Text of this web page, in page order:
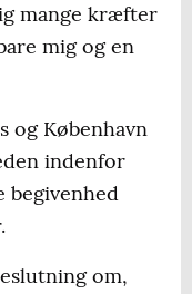
mange kræfter
mig og en
og København
indenfor
begivenhed
om,